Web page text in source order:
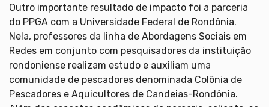
Outro importante resultado de impacto foi a parceria
do PPGA com a Universidade Federal de Rondônia.
Nela, professores da linha de Abordagens Sociais em
Redes em conjunto com pesquisadores da instituição
rondoniense realizam estudo e auxiliam uma
comunidade de pescadores denominada Colônia de
Pescadores e Aquicultores de Candeias-Rondônia.